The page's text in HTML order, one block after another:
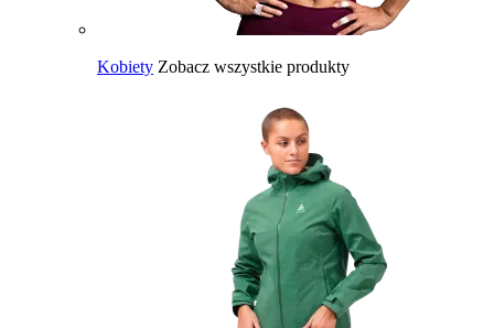
Kobiety Zobacz wszystkie produkty